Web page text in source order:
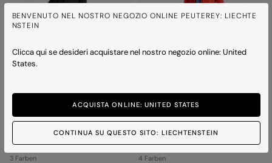
BENVENUTO NEL NOSTRO NEGOZIO ONLINE PEUTEREY: LIECHTE
NSTEIN
Clicca qui se desideri acquistare nel nostro negozio online: United
States.
ACQUISTA ONLINE: UNITED STATES
CONTINUA SU QUESTO SITO: LIECHTENSTEIN
Jacke mit Kragen
3 Farben
ONAIS SRT
Active-Jacke aus Polyester
4 Farben